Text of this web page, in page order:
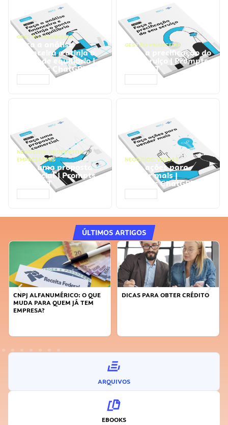
GESTÃO FINANCEIRA
Faça a análise
financeira e atinja o
ponto de equilíbrio |
Prompts ChatGPT
GESTÃO FINANCEIRA
Faça a precificação do
seu serviço | Prompts
ChatGPT
NEGÓCIOS, PROCESSOS
EMPRESARIAIS
Faça uma proposta
comercial | Prompts
ChatGPT
NEGÓCIOS, VENDAS
Faça ações para
vender mais |
Prompts ChatGPT
ÚLTIMOS ARTIGOS
CNPJ ALFANUMÉRICO: O QUE
MUDA PARA QUEM JÁ TEM
EMPRESA?
DICAS PARA OBTER CRÉDITO
ARQUIVOS
EBOOKS